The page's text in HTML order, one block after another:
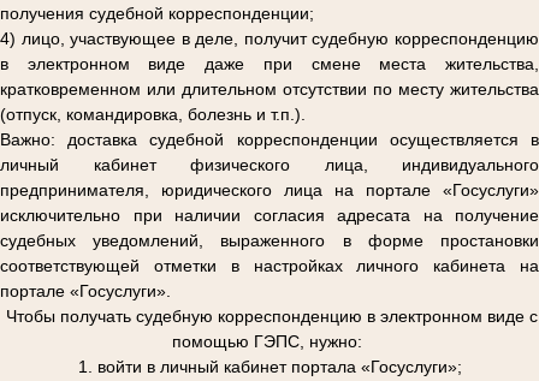
получения судебной корреспонденции;
4) лицо, участвующее в деле, получит судебную корреспонденцию
в электронном виде даже при смене места жительства,
кратковременном или длительном отсутствии по месту жительства
(отпуск, командировка, болезнь и т.п.).
Важно: доставка судебной корреспонденции осуществляется в
личный кабинет физического лица, индивидуального
предпринимателя, юридического лица на портале «Госуслуги»
исключительно при наличии согласия адресата на получение
судебных уведомлений, выраженного в форме простановки
соответствующей отметки в настройках личного кабинета на
портале «Госуслуги».
Чтобы получать судебную корреспонденцию в электронном виде с
помощью ГЭПС, нужно:
1. войти в личный кабинет портала «Госуслуги»;